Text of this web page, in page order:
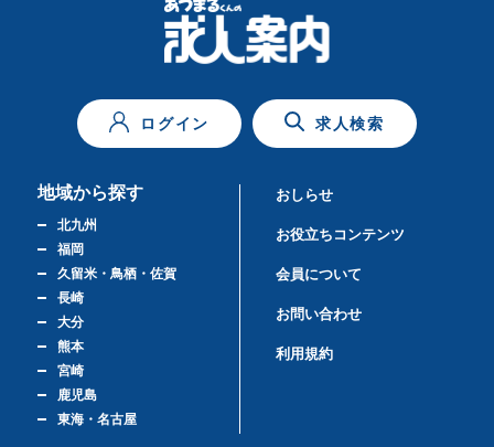
ログイン 求人検索
地域から探す
北九州
福岡
久留米・鳥栖・佐賀
長崎
大分
熊本
宮崎
鹿児島
東海・名古屋
おしらせ
お役立ちコンテンツ
会員について
お問い合わせ
利用規約